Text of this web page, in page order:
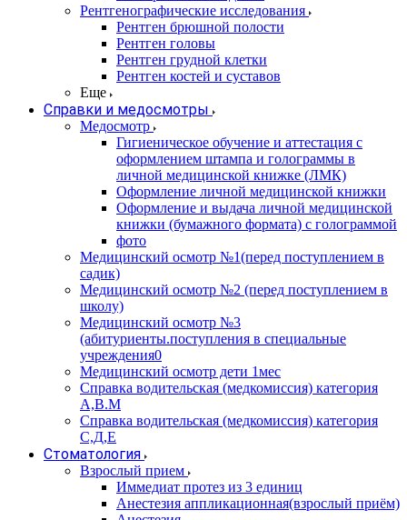
Рентгенографические исследования
Рентген брюшной полости
Рентген головы
Рентген грудной клетки
Рентген костей и суставов
Еще
Справки и медосмотры
Медосмотр
Гигиеническое обучение и аттестация с
оформлением штампа и голограммы в
личной медицинской книжке (ЛМК)
Оформление личной медицинской книжки
Оформление и выдача личной медицинской
книжки (бумажного формата) с голограммой
фото
Медицинский осмотр №1(перед поступлением в
садик)
Медицинский осмотр №2 (перед поступлением в
школу)
Медицинский осмотр №3
(абитуриенты.поступления в специальные
учреждения0
Медицинский осмотр дети 1мес
Справка водительская (медкомиссия) категория
А,В.М
Справка водительская (медкомиссия) категория
С,Д,Е
Стоматология
Взрослый прием
Иммедиат протез из 3 единиц
Анестезия аппликационная(взрослый приём)